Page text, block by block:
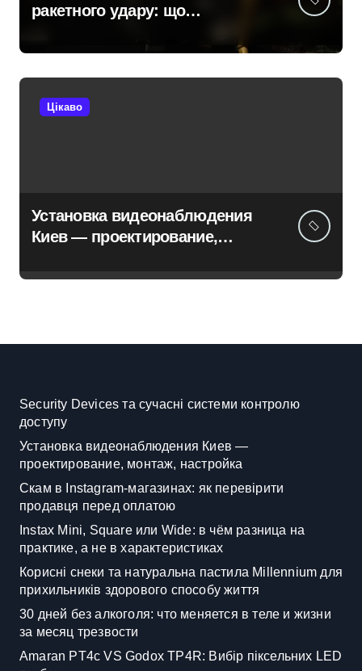
ракетного удару: що
існує загроза
Цікаво
Установка видеонаблюдения
Киев — проектирование,
Security Devices та сучасні системи контролю
доступу
Установка видеонаблюдения Киев —
проектирование, монтаж, настройка
Скам в Instagram-магазинах: як перевірити
продавця перед оплатою
Instax Mini, Square или Wide: в чём разница на
практике, а не в характеристиках
Корисні снеки та натуральна пастила Millennium для
прихильників здорового способу життя
30 дней без алкоголя: что меняется в теле и жизни
за месяц трезвости
Amaran PT4c VS Godox TP4R: Вибір піксельних LED